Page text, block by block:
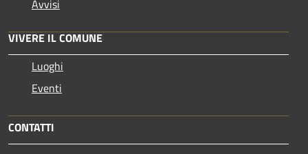
Avvisi
VIVERE IL COMUNE
Luoghi
Eventi
CONTATTI